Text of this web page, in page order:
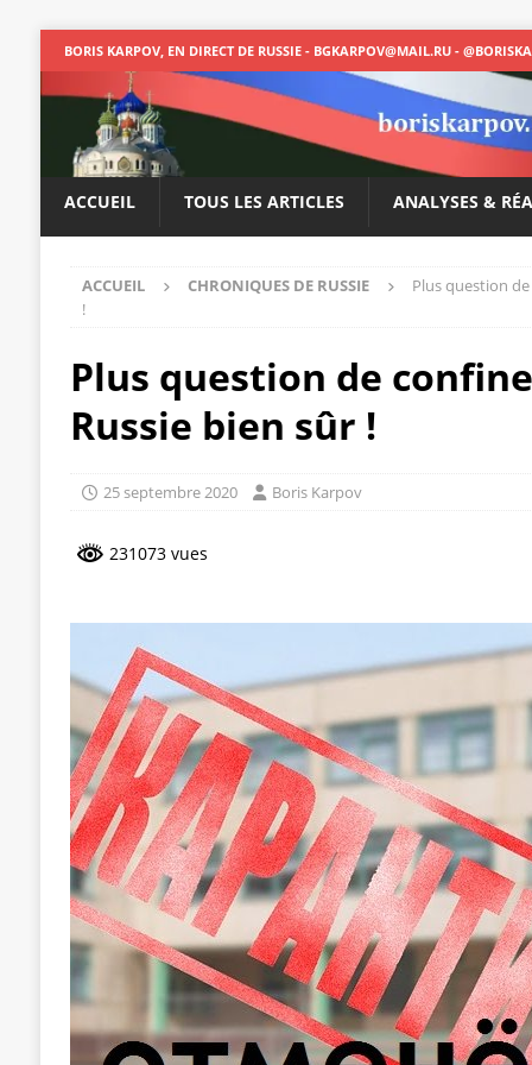
BORIS KARPOV, EN DIRECT DE RUSSIE - BGKARPOV@MAIL.RU -
ACCUEIL TOUS LES ARTICLES ANALYSES &
ACCUEIL CHRONIQUES DE RUSSIE
Plus question
!
Plus question de
Russie bien sûr !
25 septembre 2020 Boris Karpov
231073 vues